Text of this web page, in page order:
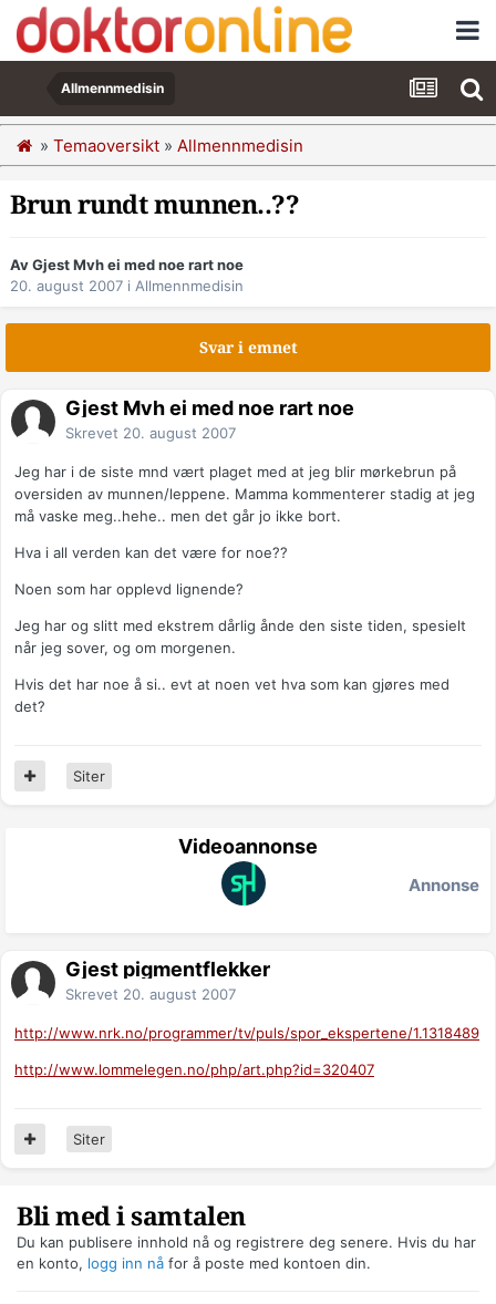
Allmennmedisin
» Temaoversikt » Allmennmedisin
Brun rundt munnen..??
Av Gjest Mvh ei med noe rart noe
20. august 2007 i Allmennmedisin
Svar i emnet
Gjest Mvh ei med noe rart noe
Skrevet 20. august 2007
Jeg har i de siste mnd vært plaget med at jeg blir mørkebrun på
oversiden av munnen/leppene. Mamma kommenterer stadig at jeg
må vaske meg..hehe.. men det går jo ikke bort.
Hva i all verden kan det være for noe??
Noen som har opplevd lignende?
Jeg har og slitt med ekstrem dårlig ånde den siste tiden, spesielt
når jeg sover, og om morgenen.
Hvis det har noe å si.. evt at noen vet hva som kan gjøres med
det?
Siter
Videoannonse
Annonse
Gjest pigmentflekker
Skrevet 20. august 2007
http://www.nrk.no/programmer/tv/puls/spor_ekspertene/1.1318489
http://www.lommelegen.no/php/art.php?id=320407
Siter
Bli med i samtalen
Du kan publisere innhold nå og registrere deg senere. Hvis du har
en konto, logg inn nå for å poste med kontoen din.